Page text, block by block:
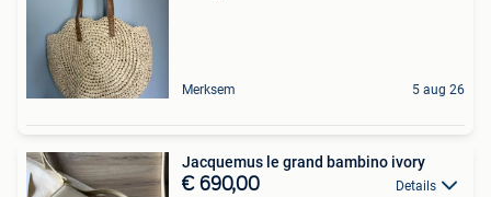
Merksem 5 aug 26
Jacquemus le grand bambino ivory
€ 690,00 Details